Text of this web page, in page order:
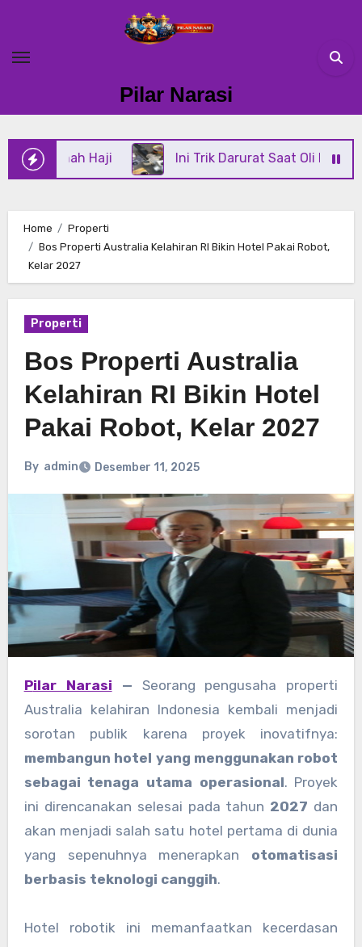
content
Pilar Narasi
Haji Ini Trik Darurat Saat Oli Power Steering Di
Home
Properti
Bos Properti Australia Kelahiran RI Bikin Hotel Pakai Robot,
Kelar 2027
Properti
Bos Properti Australia
Kelahiran RI Bikin Hotel
Pakai Robot, Kelar 2027
By admin Desember 11, 2025
Pilar Narasi — Seorang pengusaha properti
Australia kelahiran Indonesia kembali menjadi
sorotan publik karena proyek inovatifnya:
membangun hotel yang menggunakan robot
sebagai tenaga utama operasional. Proyek
ini direncanakan selesai pada tahun 2027 dan
akan menjadi salah satu hotel pertama di dunia
yang sepenuhnya menerapkan otomatisasi
berbasis teknologi canggih.
Hotel robotik ini memanfaatkan kecerdasan